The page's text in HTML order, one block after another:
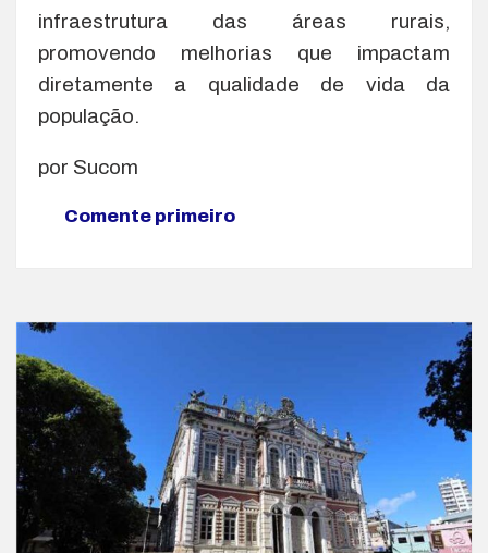
infraestrutura das áreas rurais,
promovendo melhorias que impactam
diretamente a qualidade de vida da
população.
por Sucom
Comente primeiro